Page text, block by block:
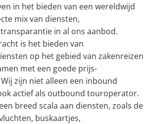
in het bieden van een wereldwijd
mix van diensten,
in al ons aanbod.
is het bieden van
op het gebied van zakenreizen
met een goede prijs-
zijn niet alleen een inbound
actief als outbound touroperator.
breed scala aan diensten, zoals de
buskaartjes,